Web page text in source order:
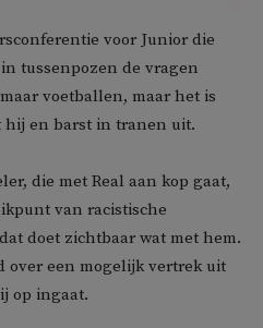
voor Junior die
tussenpozen de vragen
voetballen, maar het is
hij en barst in tranen uit.
die met Real aan kop gaat,
van racistische
doet zichtbaar wat met hem.
over een mogelijk vertrek uit
op ingaat.